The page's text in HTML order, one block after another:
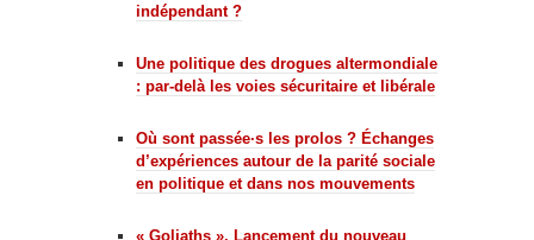
indépendant ?
Une politique des drogues altermondiale
: par-delà les voies sécuritaire et libérale
Où sont passée·s les prolos ? Échanges
d’expériences autour de la parité sociale
en politique et dans nos mouvements
« Goliaths ». Lancement du nouveau